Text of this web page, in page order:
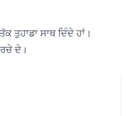
ਤੁਹਾਡਾ ਸਾਥ ਦਿੰਦੇ ਹਾਂ।
ਦੇ।